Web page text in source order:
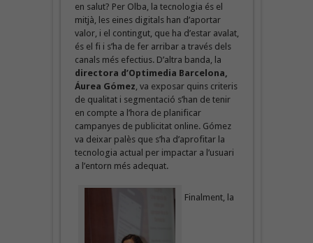
en salut? Per Olba, la tecnologia és el
mitjà, les eines digitals han d’aportar
valor, i el contingut, que ha d’estar avalat,
és el fi i s’ha de fer arribar a través dels
canals més efectius. D’altra banda, la
directora d’Optimedia Barcelona,
Áurea Gómez , va exposar quins criteris
de qualitat i segmentació s’han de tenir
en compte a l’hora de planificar
campanyes de publicitat online. Gómez
va deixar palès que s’ha d’aprofitar la
tecnologia actual per impactar a l’usuari
a l’entorn més adequat.
Finalment, la